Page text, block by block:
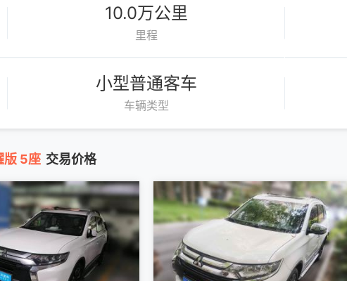
10.0万公里
里程
小型普通客车
车辆类型
版 5座 交易价格